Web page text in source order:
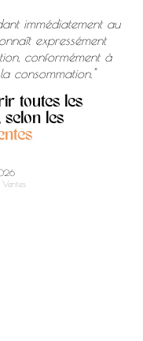
immédiatement au
expressément
conformément à
consommation."
toutes les
selon les